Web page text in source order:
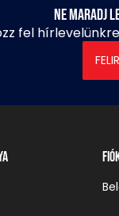
Ne maradj
fel